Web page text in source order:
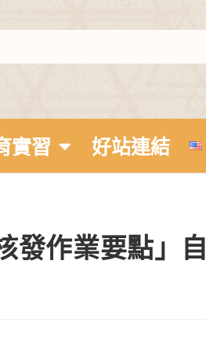
實習 好站連結
發作業要點」自